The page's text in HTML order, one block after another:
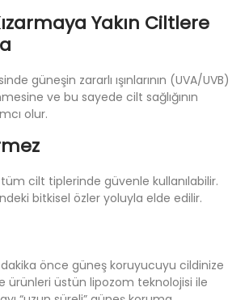
Yakın Ciltlere
güneşin zararlı ışınlarının (UVA/UVB)
ve bu sayede cilt sağlığının
olur.
cilt tiplerinde güvenle kullanılabilir.
bitkisel özler yoluyla elde edilir.
dakika önce güneş koruyucuyu cildinize
ürünleri üstün lipozom teknolojisi ile